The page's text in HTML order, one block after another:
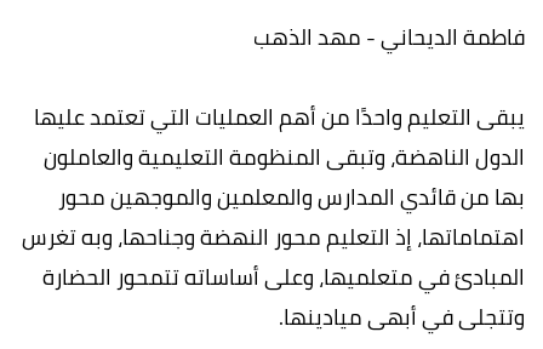
فاطمة الديحاني - مهد الذهب
يبقى التعليم واحدًا من أهم العمليات التي تعتمد عليها
الدول الناهضة، وتبقى المنظومة التعليمية والعاملون
بها من قائدي المدارس والمعلمين والموجهين محور
اهتماماتها، إذ التعليم محور النهضة وجناحها، وبه تغرس
المبادئ في متعلميها، وعلى أساساته تتمحور الحضارة
وتتجلى في أبهى ميادينها.